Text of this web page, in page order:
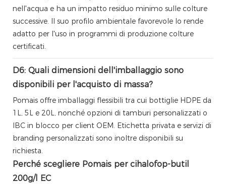
nell'acqua e ha un impatto residuo minimo sulle colture
successive. Il suo profilo ambientale favorevole lo rende
adatto per l'uso in programmi di produzione colture
certificati.
D6: Quali dimensioni dell'imballaggio sono
disponibili per l'acquisto di massa?
Pomais offre imballaggi flessibili tra cui bottiglie HDPE da
1L, 5L e 20L, nonché opzioni di tamburi personalizzati o
IBC in blocco per client OEM. Etichetta privata e servizi di
branding personalizzati sono inoltre disponibili su
richiesta.
Perché scegliere Pomais per cihalofop-butil
200g/l EC